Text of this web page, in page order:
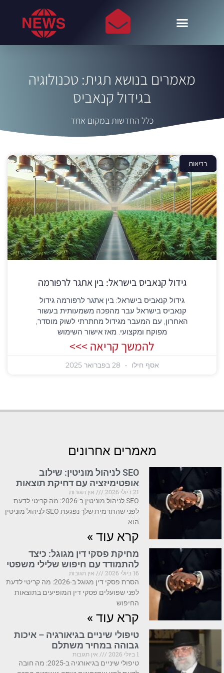
מאמרים בנושא תגית: טכנולוגיה
בגידול קנאביס
כלל החדשות במקום אחד
בריאות
גידול קנאביס בישראל: בין אתגר לרפורמה
גידול קנאביס בישראל: בין אתגר לרפורמה גידול
קנאביס בישראל עבר מהפכה משמעותית בעשור
האחרון, עם המעבר מגידול מחתרתי לשוק מוסדר,
מפוקח ומקצועי. מאז אישור השימוש
להמשך קריאה >>>
אסף חילו
מאמרים אחרונים
SEO לניהול מוניטין: שילוב
אופטימיזציה עם דחיקת תוצאות
21 ביולי 2026
אין תגובות
SEO לניהול מוניטין ב-2026: מה קריטי לדעת
לפני שהתדמית שלך נפגעת SEO לניהול מוניטין
הוא
קרא עוד »
מחיקת פסקי דין מגוגל: כיצד
להתמודד עם חיפוש שלילי משפטי
16 ביולי 2026
אין תגובות
הסרת פסקי דין מגוגל ב-2026: מה קריטי לדעת
לפני שפועלים פסקי דין המופיעים בתוצאות
החיפוש
קרא עוד »
טיפולי שיניים בגיאורגיה – איכות
גבוהה במחיר משתלם
1 ביולי 2026
אין תגובות
טיפולי שיניים בגיאורגיה ב-2025: מה חובה